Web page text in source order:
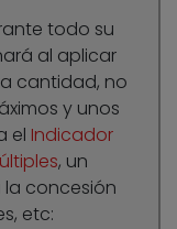
todo su
al aplicar
cantidad, no
y unos
el Indicador
, un
la concesión
etc: